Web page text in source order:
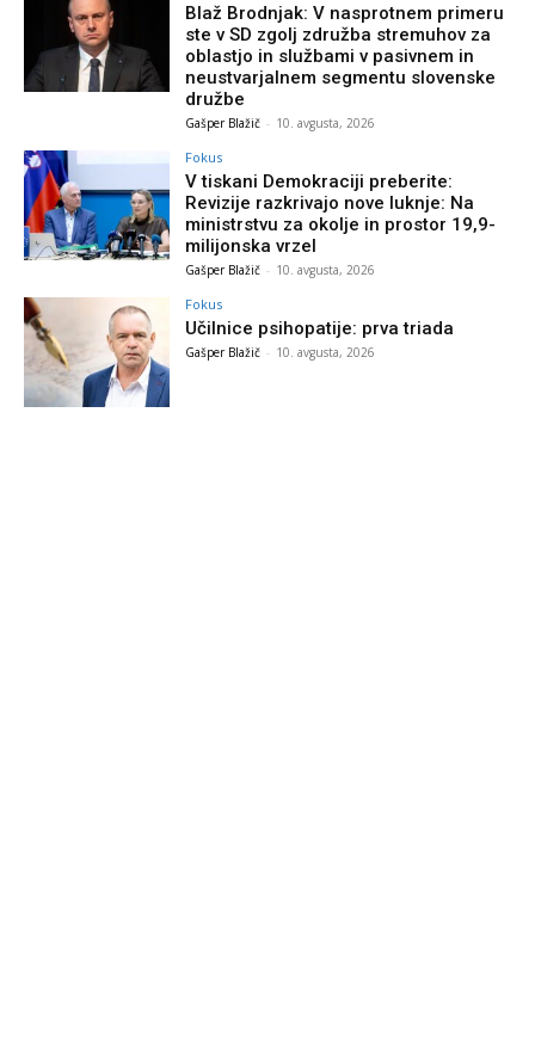
Blaž Brodnjak: V nasprotnem primeru
ste v SD zgolj združba stremuhov za
oblastjo in službami v pasivnem in
neustvarjalnem segmentu slovenske
družbe
Gašper Blažič - 10. avgusta, 2026
Fokus
V tiskani Demokraciji preberite:
Revizije razkrivajo nove luknje: Na
ministrstvu za okolje in prostor 19,9-
milijonska vrzel
Gašper Blažič - 10. avgusta, 2026
Fokus
Učilnice psihopatije: prva triada
Gašper Blažič - 10. avgusta, 2026